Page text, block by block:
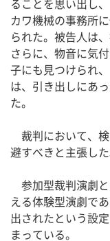
ることを思い出し
カワ機械の事務所
られた。被告人は
さらに、物音に気
子にも見つけられ
は、引き出しにあ
た。
裁判において、
避すべきと主張した
参加型裁判演劇
える体験型演劇で
出されたという設
まっている。